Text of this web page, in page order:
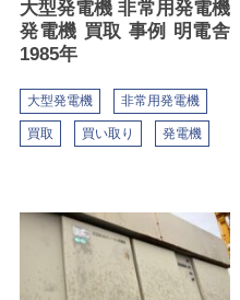
大型発電機 非常用発電機
発電機 買取 事例 明電舎
1985年
大型発電機 非常用発電機
買取 買い取り 発電機